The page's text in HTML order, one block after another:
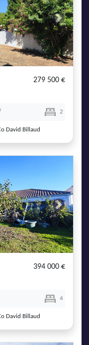
Next
279 500 €
2
David Billaud
Next
394 000 €
4
David Billaud